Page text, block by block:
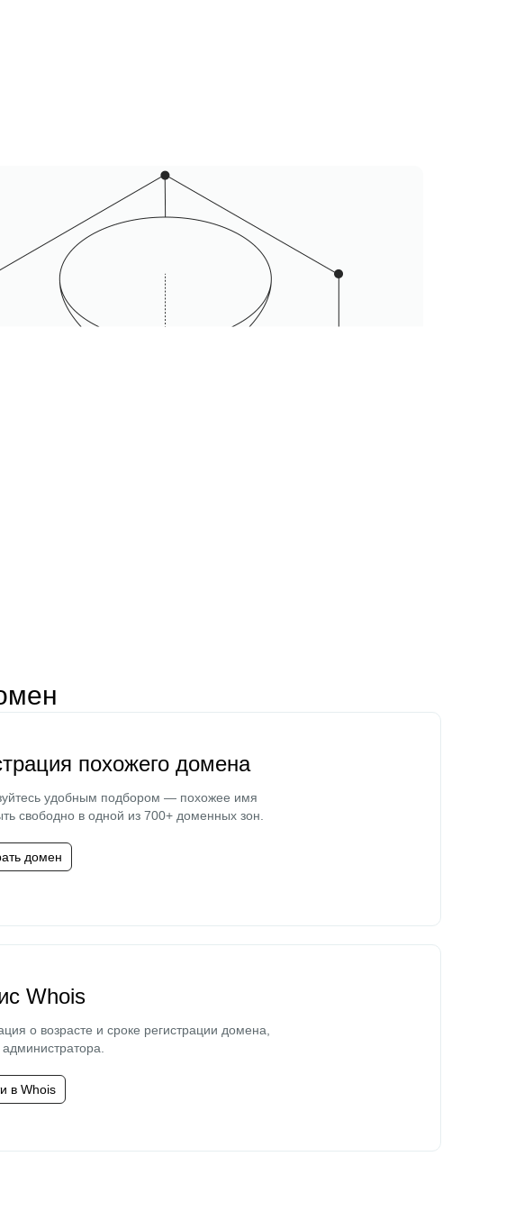
похожего домена
удобным подбором — похожее имя
свободно в одной из 700+ доменных зон.
домен
Whois
о возрасте и сроке регистрации домена,
администратора.
в Whois